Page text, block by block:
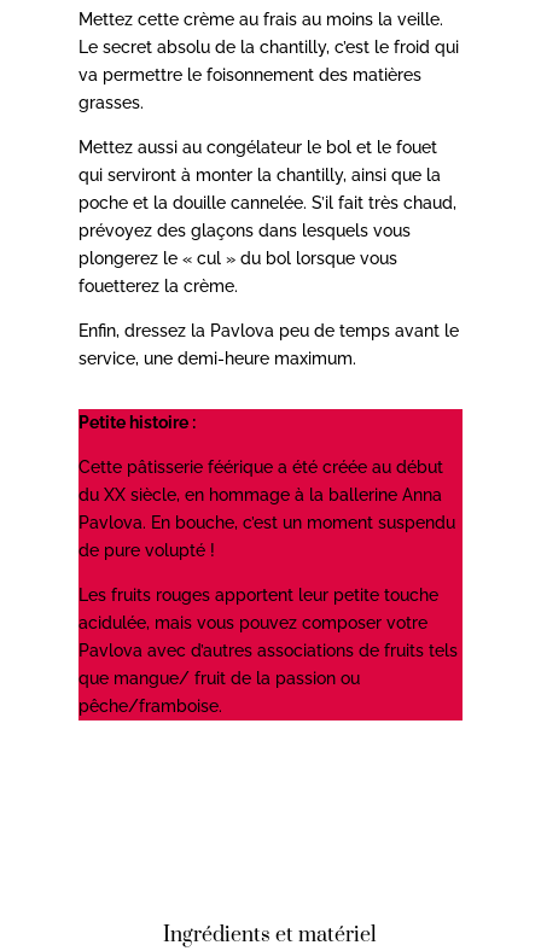
Mettez cette crème au frais au moins la veille.
Le secret absolu de la chantilly, c’est le froid qui
va permettre le foisonnement des matières
grasses.
Mettez aussi au congélateur le bol et le fouet
qui serviront à monter la chantilly, ainsi que la
poche et la douille cannelée. S’il fait très chaud,
prévoyez des glaçons dans lesquels vous
plongerez le « cul » du bol lorsque vous
fouetterez la crème.
Enfin, dressez la Pavlova peu de temps avant le
service, une demi-heure maximum.
Petite histoire :
Cette pâtisserie féérique a été créée au début
du XX siècle, en hommage à la ballerine Anna
Pavlova. En bouche, c’est un moment suspendu
de pure volupté !
Les fruits rouges apportent leur petite touche
acidulée, mais vous pouvez composer votre
Pavlova avec d’autres associations de fruits tels
que mangue/ fruit de la passion ou
pêche/framboise.
Ingrédients et matériel